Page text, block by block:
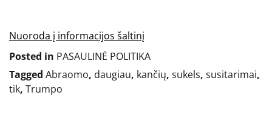
Nuoroda į informacijos šaltinį
Posted in PASAULINĖ POLITIKA
Tagged Abraomo, daugiau, kančių, sukels, susitarimai,
tik, Trumpo